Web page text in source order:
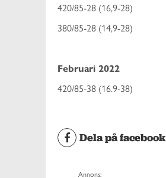
420/85-28 (16,9-28)
380/85-28 (14,9-28)
Februari 2022
420/85-38 (16.9-38)
Dela på facebook
Annons: